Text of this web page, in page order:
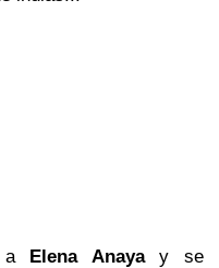
a Elena Anayay se